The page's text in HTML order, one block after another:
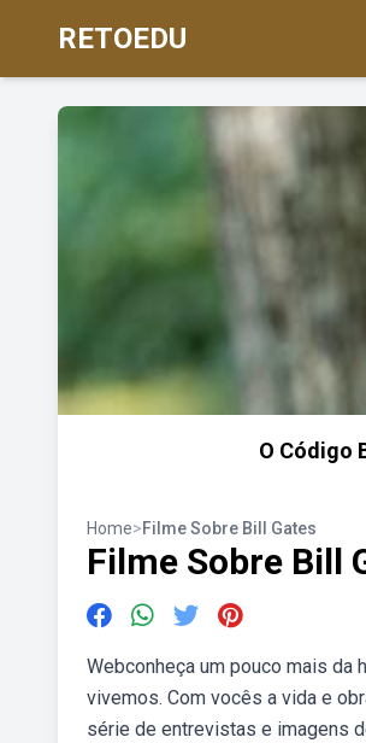
RETOEDU
O Código
Home>Filme Sobre Bill Gates
Filme Sobre Bill
Webconheça um pouco mais da
vivemos. Com vocês a vida e
série de entrevistas e imagens